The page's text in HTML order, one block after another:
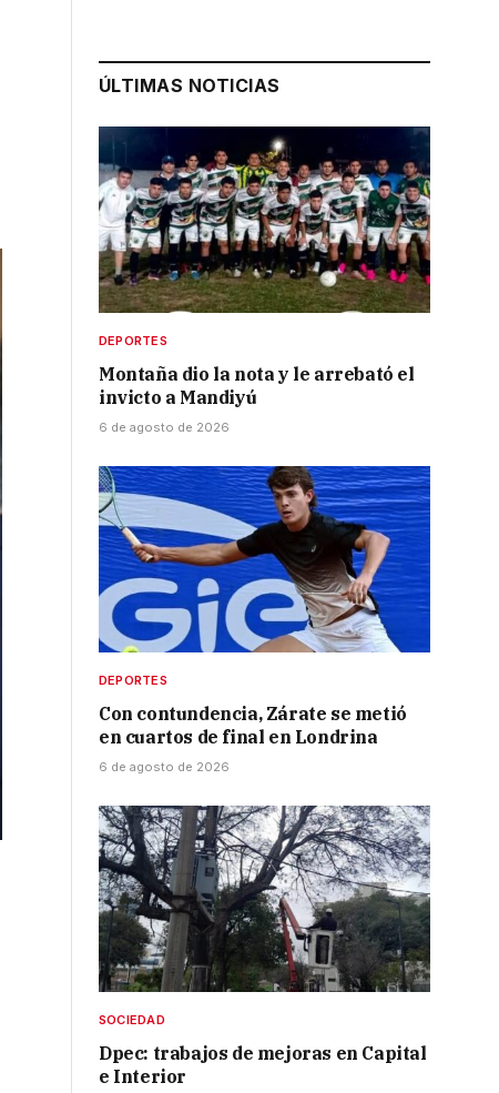
ÚLTIMAS NOTICIAS
DEPORTES
Montaña dio la nota y le arrebató el
invicto a Mandiyú
6 de agosto de 2026
DEPORTES
Con contundencia, Zárate se metió
en cuartos de final en Londrina
6 de agosto de 2026
SOCIEDAD
Dpec: trabajos de mejoras en Capital
e Interior